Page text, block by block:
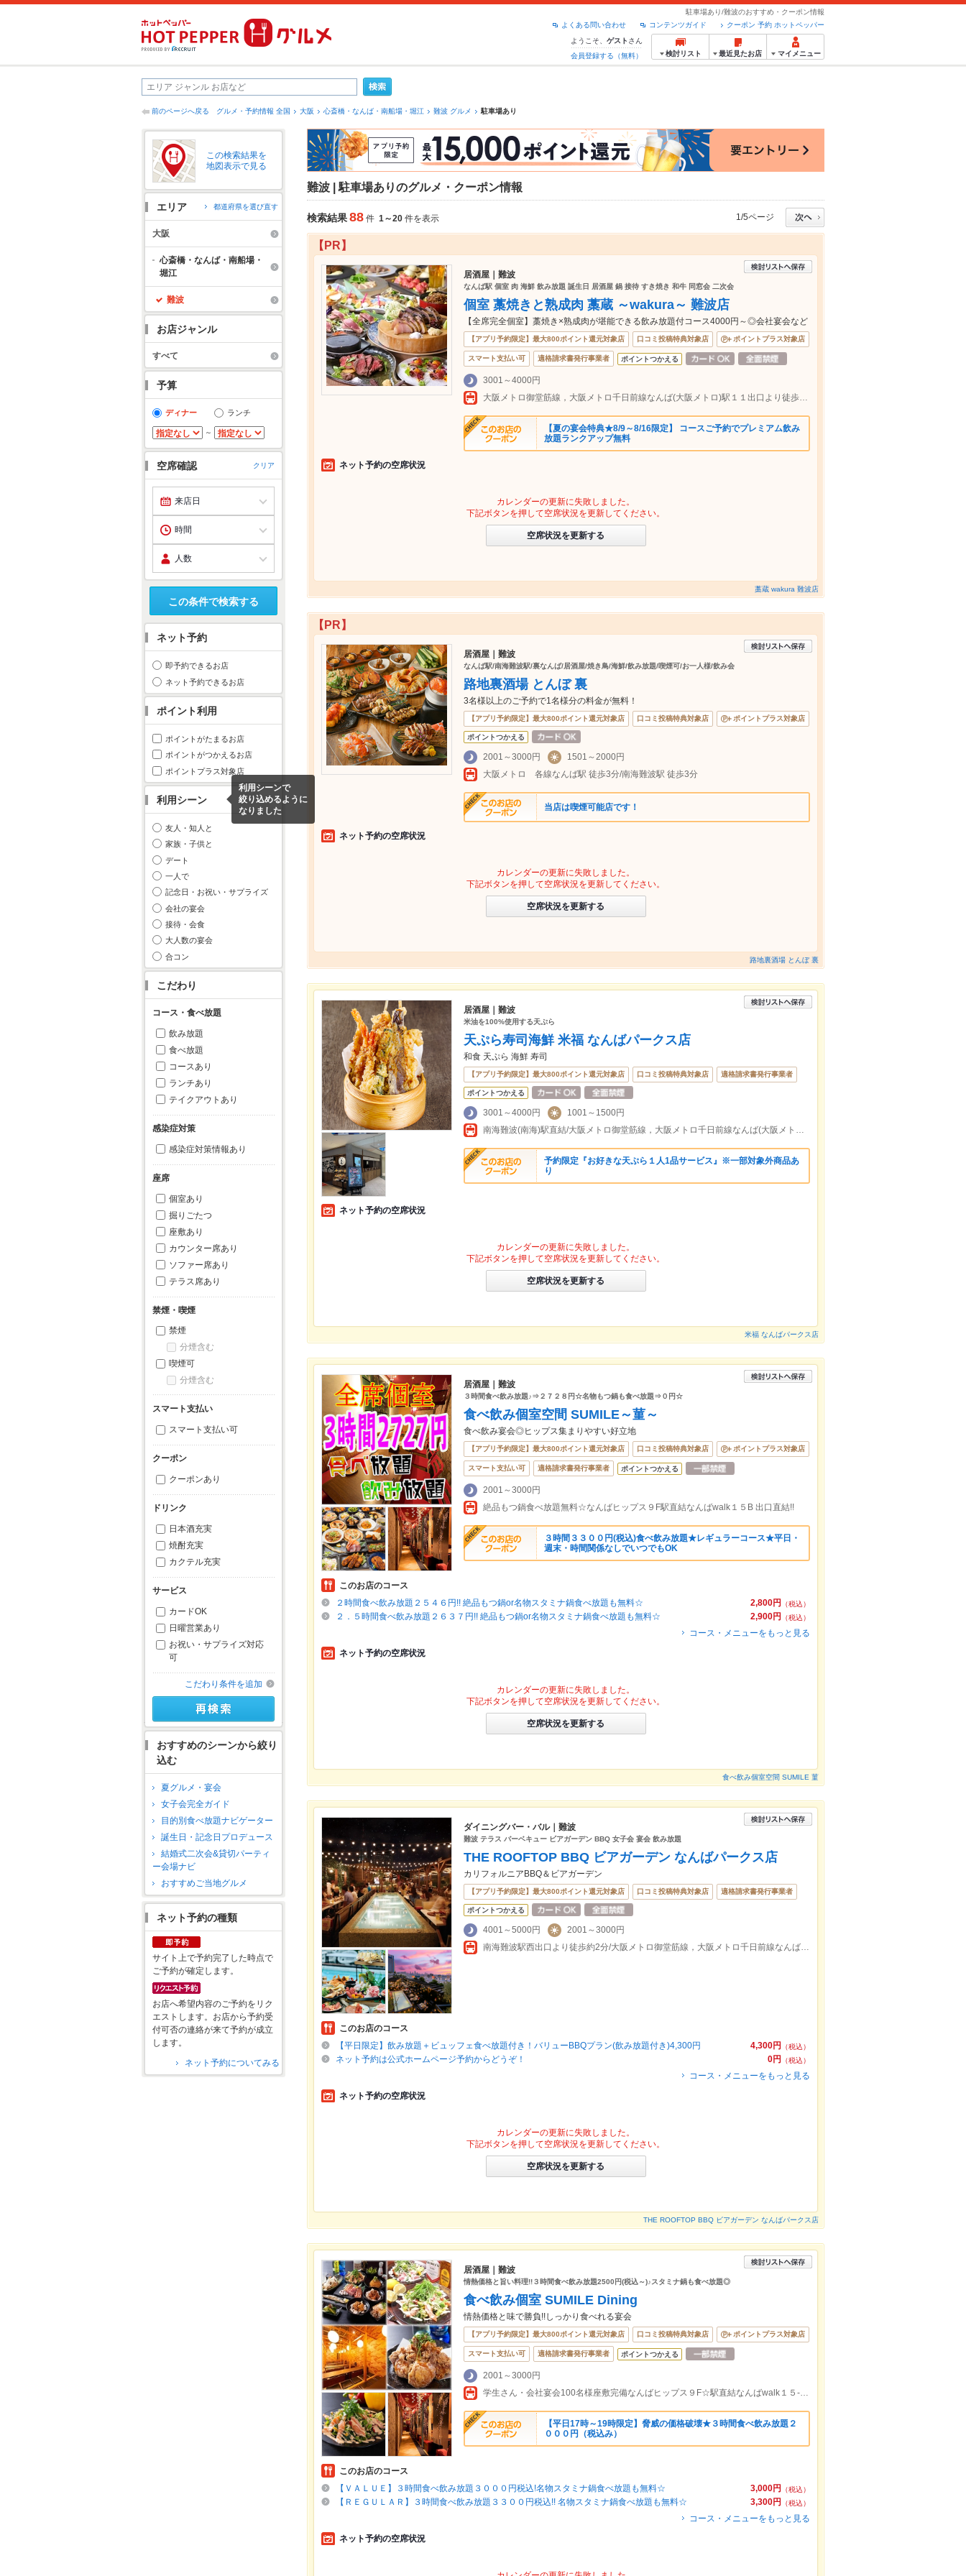
駐車場あり/難波のおすすめ・クーポン情報
クーポン 予約 ホットペッパー
コンテンツガイド
よくある問い合わせ
ようこそ、 ゲスト さん
会員登録する（無料）
検討リスト 最近見たお店 マイメニュー
前のページへ戻る グルメ・予約情報 全国 大阪 心斎橋・なんば・南船場・堀江 難波 グルメ 駐車場あり
この検索結果を
地図表示で見る
エリア 都道府県を選び直す
大阪
心斎橋・なんば・南船場・
堀江
難波
お店ジャンル
すべて
予算
ディナー ランチ
～
空席確認 クリア
この条件で検索する
ネット予約
即予約できるお店
ネット予約できるお店
ポイント利用
ポイントがたまるお店
ポイントがつかえるお店
ポイントプラス対象店
利用シーン
利用シーンで
絞り込めるように
なりました
友人・知人と
家族・子供と
デート
一人で
記念日・お祝い・サプライズ
会社の宴会
接待・会食
大人数の宴会
合コン
こだわり
コース・食べ放題
飲み放題
食べ放題
コースあり
ランチあり
テイクアウトあり
感染症対策
感染症対策情報あり
座席
個室あり
掘りごたつ
座敷あり
カウンター席あり
ソファー席あり
テラス席あり
禁煙・喫煙
禁煙
分煙含む
喫煙可
分煙含む
スマート支払い
スマート支払い可
クーポン
クーポンあり
ドリンク
日本酒充実
焼酎充実
カクテル充実
サービス
カードOK
日曜営業あり
お祝い・サプライズ対応
可
こだわり条件を追加
おすすめのシーンから絞り
込む
夏グルメ・宴会
女子会完全ガイド
目的別食べ放題ナビゲーター
誕生日・記念日プロデュース
結婚式二次会&貸切パーティ
ー会場ナビ
おすすめご当地グルメ
ネット予約の種類
サイト上で予約完了した時点で
ご予約が確定します。
お店へ希望内容のご予約をリク
エストします。お店から予約受
付可否の連絡が来て予約が成立
します。
ネット予約についてみる
難波 | 駐車場ありのグルメ・クーポン情報
検索結果88 件 1～20 件を表示 1/5ページ
【PR】
居酒屋｜難波
なんば駅 個室 肉 海鮮 飲み放題 誕生日 居酒屋 鍋 接待 すき焼き 和牛 同窓会 二次会
個室 藁焼きと熟成肉 藁蔵 ～wakura～ 難波店
【全席完全個室】藁焼き×熟成肉が堪能できる飲み放題付コース4000円～◎会社宴会など
【アプリ予約限定】最大800ポイント還元対象店 口コミ投稿特典対象店 ポイントプラス対象店
スマート支払い可 適格請求書発行事業者 ポイントつかえる
3001～4000円
大阪メトロ御堂筋線，大阪メトロ千日前線なんば(大阪メトロ)駅１１出口より徒歩約1分
【夏の宴会特典★8/9～8/16限定】 コースご予約でプレミアム飲み
放題ランクアップ無料
ネット予約の空席状況
カレンダーの更新に失敗しました。
下記ボタンを押して空席状況を更新してください。
空席状況を更新する
藁蔵 wakura 難波店
【PR】
居酒屋｜難波
なんば駅/南海難波駅/裏なんば/居酒屋/焼き鳥/海鮮/飲み放題/喫煙可/お一人様/飲み会
路地裏酒場 とんぼ 裏
3名様以上のご予約で1名様分の料金が無料！
【アプリ予約限定】最大800ポイント還元対象店 口コミ投稿特典対象店 ポイントプラス対象店
ポイントつかえる
2001～3000円
1501～2000円
大阪メトロ 各線なんば駅 徒歩3分/南海難波駅 徒歩3分
当店は喫煙可能店です！
ネット予約の空席状況
カレンダーの更新に失敗しました。
下記ボタンを押して空席状況を更新してください。
空席状況を更新する
路地裏酒場 とんぼ 裏
居酒屋｜難波
米油を100%使用する天ぷら
天ぷら寿司海鮮 米福 なんばパークス店
和食 天ぷら 海鮮 寿司
【アプリ予約限定】最大800ポイント還元対象店 口コミ投稿特典対象店 適格請求書発行事業者
ポイントつかえる
3001～4000円
1001～1500円
南海難波(南海)駅直結/大阪メトロ御堂筋線，大阪メトロ千日前線なんば(大阪メトロ)駅５出口より徒歩約2分
予約限定『お好きな天ぷら１人1品サービス』※一部対象外商品あ
り
ネット予約の空席状況
カレンダーの更新に失敗しました。
下記ボタンを押して空席状況を更新してください。
空席状況を更新する
米福 なんばパークス店
居酒屋｜難波
３時間食べ飲み放題♪⇒２７２８円☆名物もつ鍋も食べ放題⇒０円☆
食べ飲み個室空間 SUMILE～菫～
食べ飲み宴会◎ヒップス集まりやすい好立地
【アプリ予約限定】最大800ポイント還元対象店 口コミ投稿特典対象店 ポイントプラス対象店
スマート支払い可 適格請求書発行事業者 ポイントつかえる
2001～3000円
絶品もつ鍋食べ放題無料☆なんばヒップス９F駅直結なんばwalk１５B 出口直結!!
３時間３３００円(税込)食べ飲み放題★レギュラーコース★平日・
週末・時間関係なしでいつでもOK
このお店のコース
2,800円
（税込）
２時間食べ飲み放題２５４６円!! 絶品もつ鍋or名物スタミナ鍋食べ放題も無料☆
2,900円
（税込）
２．５時間食べ飲み放題２６３７円!! 絶品もつ鍋or名物スタミナ鍋食べ放題も無料☆
コース・メニューをもっと見る
ネット予約の空席状況
カレンダーの更新に失敗しました。
下記ボタンを押して空席状況を更新してください。
空席状況を更新する
食べ飲み個室空間 SUMILE 菫
ダイニングバー・バル｜難波
難波 テラス バーベキュー ビアガーデン BBQ 女子会 宴会 飲み放題
THE ROOFTOP BBQ ビアガーデン なんばパークス店
カリフォルニアBBQ＆ビアガーデン
【アプリ予約限定】最大800ポイント還元対象店 口コミ投稿特典対象店 適格請求書発行事業者
ポイントつかえる
4001～5000円
2001～3000円
南海難波駅西出口より徒歩約2分/大阪メトロ御堂筋線，大阪メトロ千日前線なんば(大阪メトロ)駅５出口より徒歩約7分
このお店のコース
4,300円
（税込）
【平日限定】飲み放題＋ビュッフェ食べ放題付き！バリューBBQプラン(飲み放題付き)4,300円
0円
（税込）
ネット予約は公式ホームページ予約からどうぞ！
コース・メニューをもっと見る
ネット予約の空席状況
カレンダーの更新に失敗しました。
下記ボタンを押して空席状況を更新してください。
空席状況を更新する
THE ROOFTOP BBQ ビアガーデン なんばパークス店
居酒屋｜難波
情熱価格と旨い料理!!３時間食べ飲み放題2500円(税込～)♪スタミナ鍋も食べ放題◎
食べ飲み個室 SUMILE Dining
情熱価格と味で勝負!!しっかり食べれる宴会
【アプリ予約限定】最大800ポイント還元対象店 口コミ投稿特典対象店 ポイントプラス対象店
スマート支払い可 適格請求書発行事業者 ポイントつかえる
2001～3000円
学生さん・会社宴会100名様座敷完備なんばヒップス９F☆駅直結なんばwalk１５-B 出口直結!!
【平日17時～19時限定】脅威の価格破壊★３時間食べ飲み放題２
０００円（税込み）
このお店のコース
3,000円
（税込）
【ＶＡＬＵＥ】３時間食べ飲み放題３０００円税込!名物スタミナ鍋食べ放題も無料☆
3,300円
（税込）
【ＲＥＧＵＬＡＲ】３時間食べ飲み放題３３００円税込!! 名物スタミナ鍋食べ放題も無料☆
コース・メニューをもっと見る
ネット予約の空席状況